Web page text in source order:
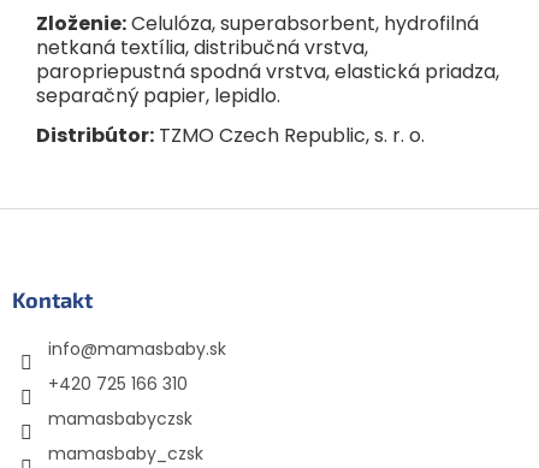
Zloženie:Celulóza, superabsorbent, hydrofilná
netkaná textília, distribučná vrstva,
paropriepustná spodná vrstva, elastická priadza,
separačný papier, lepidlo.
Distribútor: TZMO Czech Republic, s. r. o.
Kontakt
info@mamasbaby.sk
+420 725 166 310
mamasbabyczsk
mamasbaby_czsk